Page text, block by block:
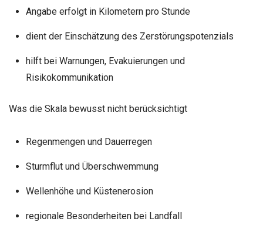
Angabe erfolgt in Kilometern pro Stunde
dient der Einschätzung des Zerstörungspotenzials
hilft bei Warnungen, Evakuierungen und
Risikokommunikation
Was die Skala bewusst nicht berücksichtigt
Regenmengen und Dauerregen
Sturmflut und Überschwemmung
Wellenhöhe und Küstenerosion
regionale Besonderheiten bei Landfall